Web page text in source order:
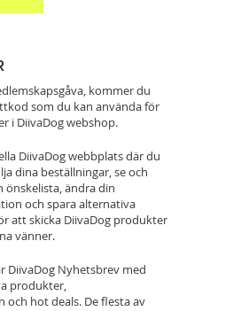
kommer du
som du kan använda för
i DiivaDog webshop.
DiivaDog webbplats där du
dina beställningar, se och
önskelista, ändra din
och spara alternativa
att skicka DiivaDog produkter
vänner.
DiivaDog Nyhetsbrev med
produkter,
och hot deals. De flesta av